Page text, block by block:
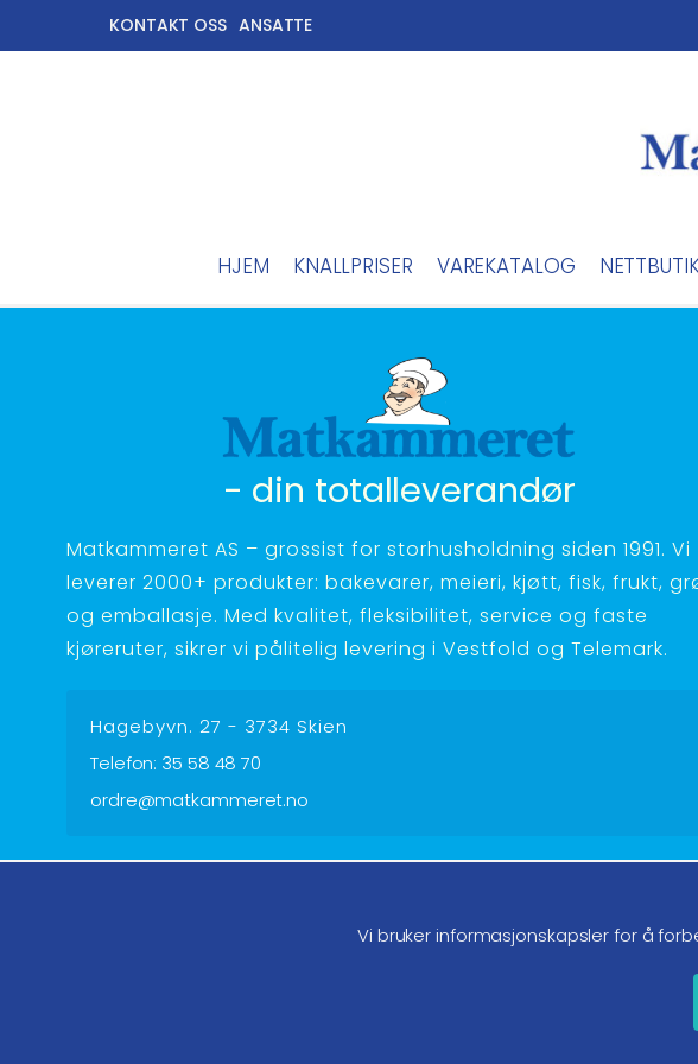
KONTAKT OSS ANSATTE
HJEM KNALLPRISER VAREKATALOG
- din totalleverandør
Matkammeret AS – grossist for storhusholdning siden 1991. Vi
leverer 2000+ produkter: bakevarer, meieri, kjøtt, fisk, frukt,
og emballasje. Med kvalitet, fleksibilitet, service og faste
kjøreruter, sikrer vi pålitelig levering i Vestfold og Telemark.
Hagebyvn. 27 - 3734 Skien
Telefon: 35 58 48 70
ordre@matkammeret.no
Vi bruker informasjonskapsler for å